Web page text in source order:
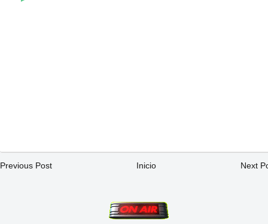
Previous Post Inicio Next